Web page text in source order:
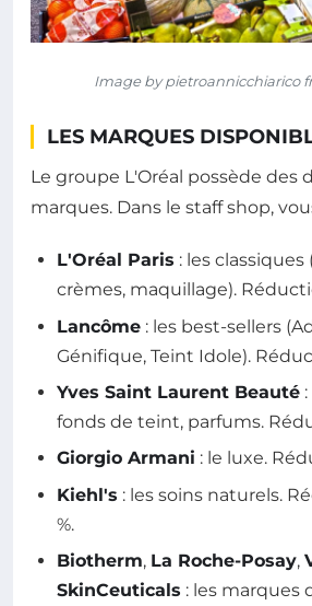
Image by pietroannicchiarico
LES MARQUES
Le groupe L'Oréal possède des
marques. Dans le staff shop,
L'Oréal Paris : les
crèmes, maquillage).
Lancôme : les best-sellers
Génifique, Teint Idole).
Yves Saint Laurent Beauté
fonds de teint, parfums.
Giorgio Armani : le luxe.
Kiehl's : les soins naturels.
%.
Biotherm, La Roche-Posay,
SkinCeuticals : les marques